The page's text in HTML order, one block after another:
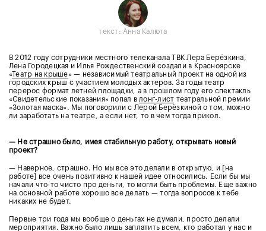
В 2012 году сотрудники местного телеканала ТВК Лера Берёзкина,
Лена Городецкая и Илья Рождественский создали в Красноярске
«Театр на крыше» — независимый театральный проект на одной из
городских крыш с участием молодых актеров. За годы театр
перерос формат летней площадки, а в прошлом году его спектакль
«Свидетельские показания» попал в лонг-лист театральной премии
«Золотая маска». Мы поговорили с Лерой Берёзкиной о том, можно
ли заработать на театре, а если нет, то в чем тогда прикол.
текст: Анна Калюта
— Не страшно было, имея стабильную работу, открывать новый
проект?
— Наверное, страшно. Но мы все это делали в открытую, и [на
работе] все очень позитивно к нашей идее относились. Если бы мы
начали что-то чисто про деньги, то могли быть проблемы. Еще важно
на основной работе хорошо все делать — тогда вопросов к тебе
никаких не будет.
Первые три года мы вообще о деньгах не думали, просто делали
мероприятия. Важно было лишь заплатить всем, кто работал у нас и